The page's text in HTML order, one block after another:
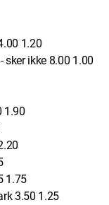
Siyabonga Nomvethe scorer - scorer ikke 4.00 1.20
Christian Olsen bliver skiftet ind og scorer - sker ikke 8.00 1.00
FC København (Giver bolden op) - OB 1.90 1.90
(1. hjørnespark) - OB 1.60 2.20
1.65
Under 3,5 gule kort - Over 3,5 gule kort 1.95 1.75
Minimum 1 straffespark - Ingen straffespark 3.50 1.25